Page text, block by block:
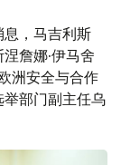
息，马吉利斯
詹娜·伊马舍
洲安全与合作
部门副主任乌